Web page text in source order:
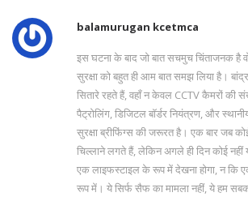
balamurugan kcetmca
इस घटना के बाद जो बात सचमुच चिंताजनक है
सुरक्षा को बहुत ही आम बात समझ लिया है।
सितारे रहते हैं, वहाँ न केवल CCTV कैमरों की
पैट्रोलिंग, डिजिटल बॉर्डर नियंत्रण, और
सुरक्षा ब्रीफिंग्स की जरूरत है। एक बार जब
चिल्लाने लगते हैं, लेकिन अगले ही दिन कोई नहीं
एक लाइफस्टाइल के रूप में देखना होगा, न कि
रूप में। ये सिर्फ सैफ का मामला नहीं, ये हम